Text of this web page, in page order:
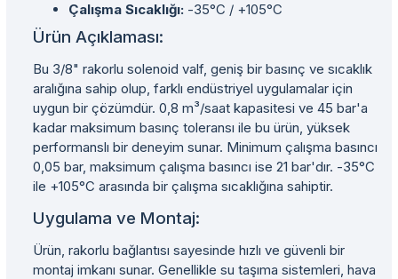
Çalışma Sıcaklığı: -35°C / +105°C
Ürün Açıklaması:
Bu 3/8" rakorlu solenoid valf, geniş bir basınç ve sıcaklık
aralığına sahip olup, farklı endüstriyel uygulamalar için
uygun bir çözümdür. 0,8 m³/saat kapasitesi ve 45 bar'a
kadar maksimum basınç toleransı ile bu ürün, yüksek
performanslı bir deneyim sunar. Minimum çalışma basıncı
0,05 bar, maksimum çalışma basıncı ise 21 bar'dır. -35°C
ile +105°C arasında bir çalışma sıcaklığına sahiptir.
Uygulama ve Montaj:
Ürün, rakorlu bağlantısı sayesinde hızlı ve güvenli bir
montaj imkanı sunar. Genellikle su taşıma sistemleri, hava